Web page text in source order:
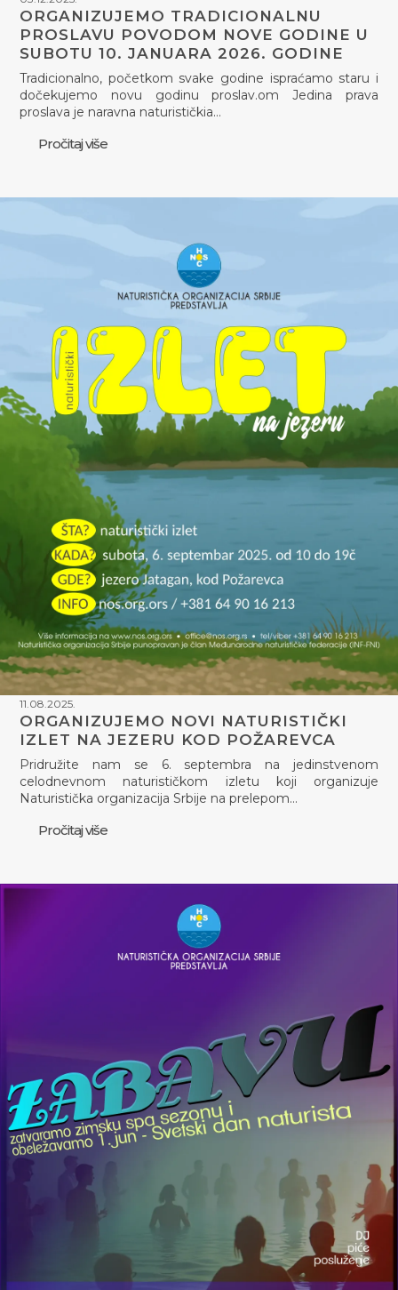
ORGANIZUJEMO TRADICIONALNU
PROSLAVU POVODOM NOVE GODINE U
SUBOTU 10. JANUARA 2026. GODINE
Tradicionalno, početkom svake godine ispraćamo staru i
dočekujemo novu godinu proslav.om Jedina prava
proslava je naravna naturističkia…
Pročitaj više
11.08.2025.
ORGANIZUJEMO NOVI NATURISTIČKI
IZLET NA JEZERU KOD POŽAREVCA
Pridružite nam se 6. septembra na jedinstvenom
celodnevnom naturističkom izletu koji organizuje
Naturistička organizacija Srbije na prelepom…
Pročitaj više